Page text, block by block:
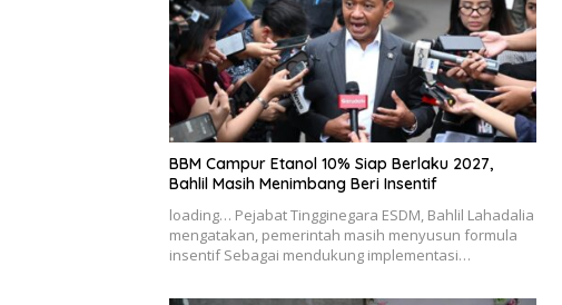
BBM Campur Etanol 10% Siap Berlaku 2027,
Bahlil Masih Menimbang Beri Insentif
loading… Pejabat Tingginegara ESDM, Bahlil Lahadalia
mengatakan, pemerintah masih menyusun formula
insentif Sebagai mendukung implementasi…